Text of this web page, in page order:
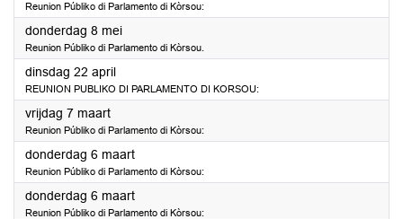
Reunion Públiko di Parlamento di Kòrsou:
donderdag 8 mei2025
Reunion Públiko di Parlamento di Kòrsou.
dinsdag 22 april2025
REUNION PUBLIKO DI PARLAMENTO DI KORSOU:
vrijdag 7 maart2025
Reunion Públiko di Parlamento di Kòrsou:
donderdag 6 maart2025
Reunion Públiko di Parlamento di Kòrsou:
donderdag 6 maart2025
Reunion Públiko di Parlamento di Kòrsou: